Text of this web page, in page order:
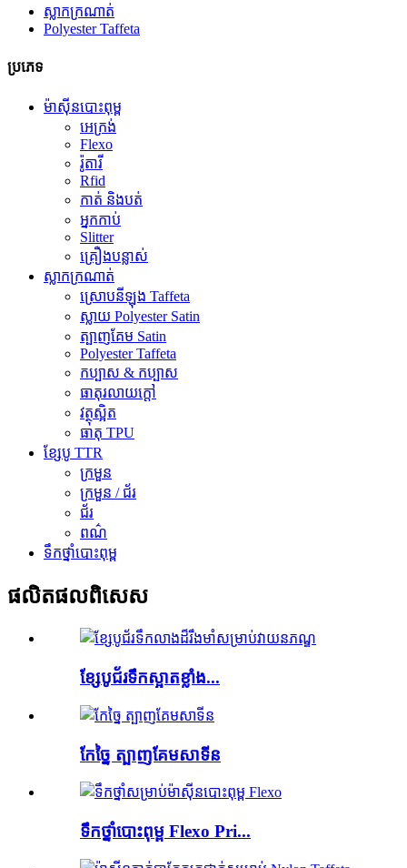
ស្លាកក្រណាត់
Polyester Taffeta
ប្រភេទ
ម៉ាស៊ីនបោះពុម្ព
អេក្រង់
Flexo
រ៉ូតារី
Rfid
កាត់ និងបត់
អ្នកកាប់
Slitter
គ្រឿងបន្លាស់
ស្លាកក្រណាត់
ស្រោបនីឡុង Taffeta
ស្លាយ Polyester Satin
ត្បាញគែម Satin
Polyester Taffeta
កប្បាស & កប្បាស
ធាតុរលាយក្តៅ
វត្ថុស្អិត
ធាតុ TPU
ខ្សែបូ TTR
ក្រមួន
ក្រមួន / ជ័រ
ជ័រ
ពណ៌
ទឹកថ្នាំបោះពុម្ព
ផលិតផល​ពិសេស
ខ្សែបូជ័រទឹកស្អាតខ្លាំង...
កែច្នៃ ត្បាញគែមសាទីន
ទឹកថ្នាំបោះពុម្ព Flexo Pri...